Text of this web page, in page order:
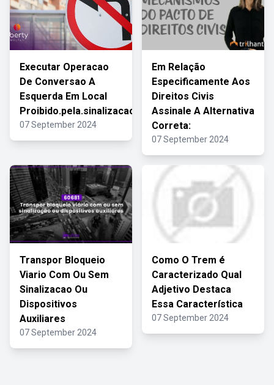
Executar Operacao
De Conversao A
Esquerda Em Local
Proibido.pela.sinalizacao
07 September 2024
Em Relação
Especificamente Aos
Direitos Civis
Assinale A Alternativa
Correta:
07 September 2024
Transpor Bloqueio
Viario Com Ou Sem
Sinalizacao Ou
Dispositivos
Auxiliares
07 September 2024
Como O Trem é
Caracterizado Qual
Adjetivo Destaca
Essa Característica
07 September 2024